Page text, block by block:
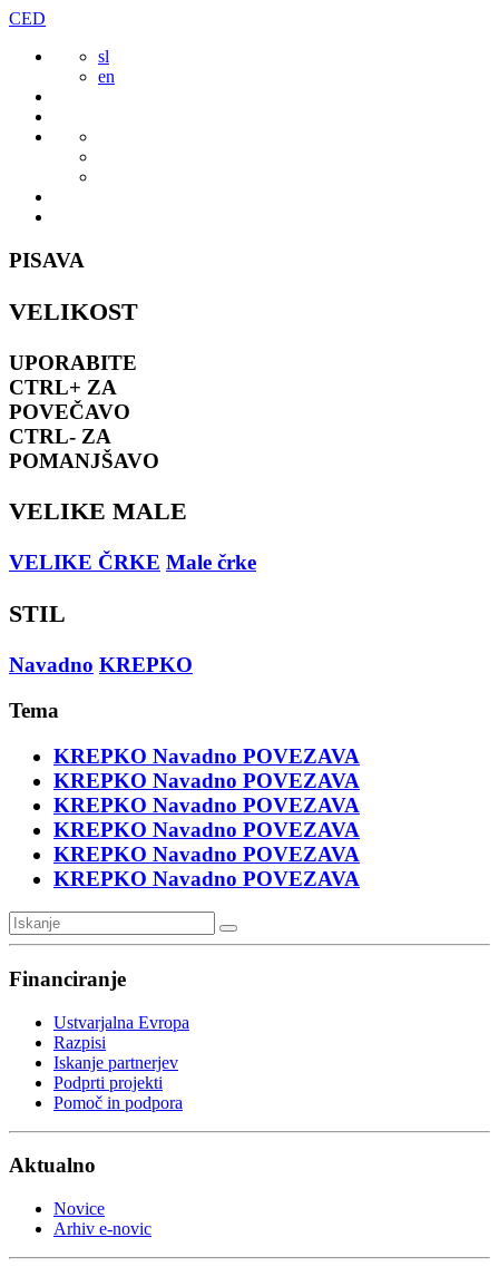
Preskoči
vsebine
CED
sl
en
PISAVA
VELIKOST
UPORABITE
CTRL+ ZA
POVEČAVO
CTRL- ZA
POMANJŠAVO
VELIKE MALE
VELIKE ČRKE Male črke
STIL
Navadno KREPKO
Tema
KREPKO Navadno POVEZAVA
KREPKO Navadno POVEZAVA
KREPKO Navadno POVEZAVA
KREPKO Navadno POVEZAVA
KREPKO Navadno POVEZAVA
KREPKO Navadno POVEZAVA
Financiranje
Ustvarjalna Evropa
Razpisi
Iskanje partnerjev
Podprti projekti
Pomoč in podpora
Aktualno
Novice
Arhiv e-novic